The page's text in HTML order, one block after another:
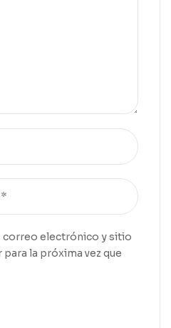
correo electrónico y sitio
la próxima vez que